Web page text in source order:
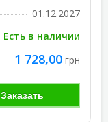
01.12.2027
Есть в наличии
1 728,00 грн
Заказать